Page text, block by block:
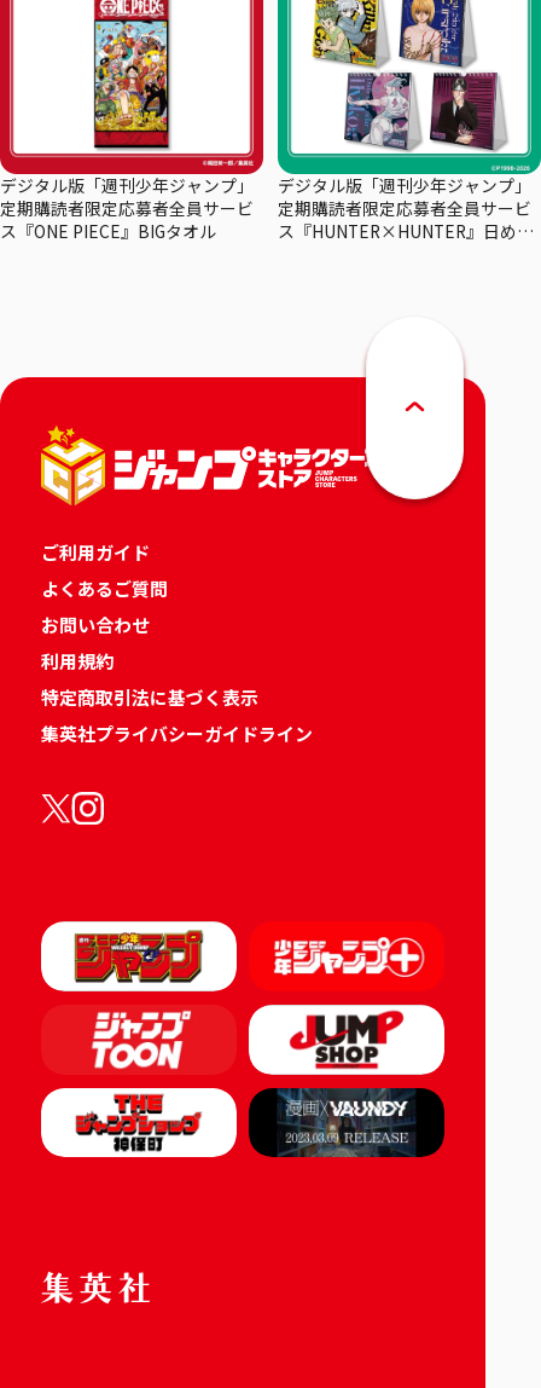
デジタル版「週刊少年ジャンプ」
定期購読者限定応募者全員サービ
ス『ONE PIECE』BIGタオル
デジタル版「週刊少年ジャンプ」
定期購読者限定応募者全員サービ
ス『HUNTER×HUNTER』日めく
ご利用ガイド
よくあるご質問
お問い合わせ
利用規約
特定商取引法に基づく表示
集英社プライバシーガイドライン